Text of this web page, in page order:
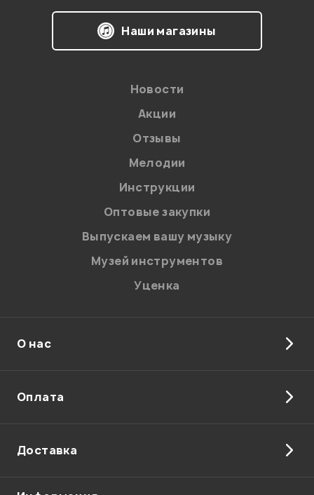
Наши магазины
Новости
Акции
Отзывы
Мелодии
Инструкции
Оптовые закупки
Выпускаем вашу музыку
Музей инструментов
Уценка
О нас
Оплата
Доставка